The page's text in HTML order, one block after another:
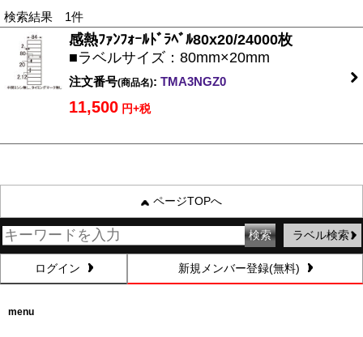
検索結果 1件
感熱ﾌｧﾝﾌｫｰﾙﾄﾞﾗﾍﾞﾙ80x20/24000枚
■ラベルサイズ：80mm×20mm
注文番号(商品名): TMA3NGZ0
11,500 円+税
ページTOPへ
ラベル検索
ログイン 新規メンバー登録(無料)
menu